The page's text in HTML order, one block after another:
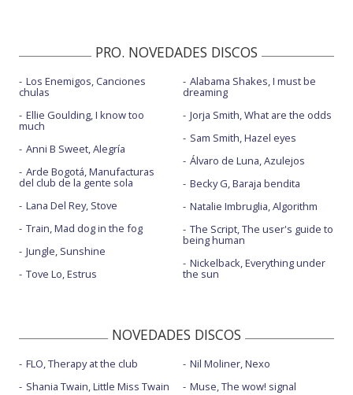
PRO. NOVEDADES DISCOS
Los Enemigos, Canciones
chulas
Ellie Goulding, I know too
much
Anni B Sweet, Alegría
Arde Bogotá, Manufacturas
del club de la gente sola
Lana Del Rey, Stove
Train, Mad dog in the fog
Jungle, Sunshine
Tove Lo, Estrus
Alabama Shakes, I must be
dreaming
Jorja Smith, What are the odds
Sam Smith, Hazel eyes
Álvaro de Luna, Azulejos
Becky G, Baraja bendita
Natalie Imbruglia, Algorithm
The Script, The user's guide to
being human
Nickelback, Everything under
the sun
NOVEDADES DISCOS
FLO, Therapy at the club
Shania Twain, Little Miss Twain
Nil Moliner, Nexo
Muse, The wow! signal